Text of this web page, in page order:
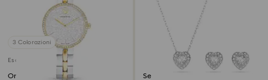
3 Colorazioni
Esclusiva online
Orologio Cosmopolitan Set Ariana Grande x Swarovski